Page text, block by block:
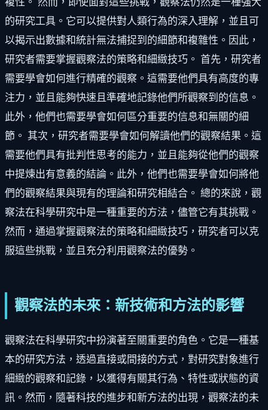
的研究工具。它可以提供對人類行為的深入理解，並且可
以揭示出數據和統計無法捕捉到的細節和複雜性。因此，
研究者需要掌握觀察法的策略和細緻技巧。 首先，研究者
需要學會如何進行精確的觀察。這需要他們具有高度的專
注力，並且能夠快速且準確地記錄他們所觀察到的信息。
此外，他們也需要學會如何區分重要的信息和無關的細
節。 其次，研究者需要學會如何解讀他們的觀察結果。這
需要他們具有批判性思考的能力，並且能夠從他們的觀察
中提煉出有意義的結論。此外，他們也需要學會如何將他
們的觀察結果與現有的理論和研究相結合。 總的來說，觀
察法在科學研究中是一種重要的方法，儘管它有其挑戰。
然而，通過掌握觀察法的策略和細緻技巧，研究者可以克
服這些挑戰，並且充分利用觀察法的優勢。
觀察法的未來：新技術和方法的影響
觀察法在科學研究中扮演著至關重要的角色。它是一種基
本的研究方法，透過直接或間接的方式，對研究對象進行
細緻的觀察和記錄，以獲得有關其行為、特性或狀態的資
訊。然而，隨著科技的進步和新方法的出現，觀察法的未